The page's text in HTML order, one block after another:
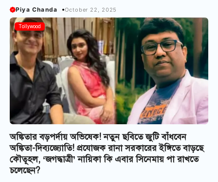
Piya Chanda October 22, 2025
Tollywood
অঙ্কিতার বড়পর্দায় অভিষেক! নতুন ছবিতে জুটি বাঁধবেন
অঙ্কিতা-দিব্যজ্যোতি! প্রযোজক রানা সরকারের ইঙ্গিতে বাড়ছে
কৌতূহল, ‘জগদ্ধাত্রী’ নায়িকা কি এবার সিনেমায় পা রাখতে
চলেছেন?